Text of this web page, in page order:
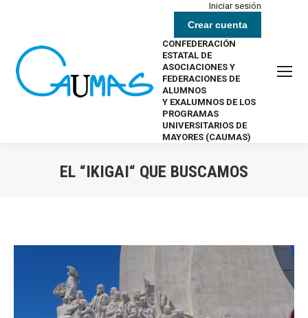
Iniciar sesión
Crear cuenta
CONFEDERACIÓN
ESTATAL DE
ASOCIACIONES Y
FEDERACIONES DE
ALUMNOS
Y EXALUMNOS DE LOS
PROGRAMAS
UNIVERSITARIOS DE
MAYORES (CAUMAS)
EL “IKIGAI“ QUE BUSCAMOS